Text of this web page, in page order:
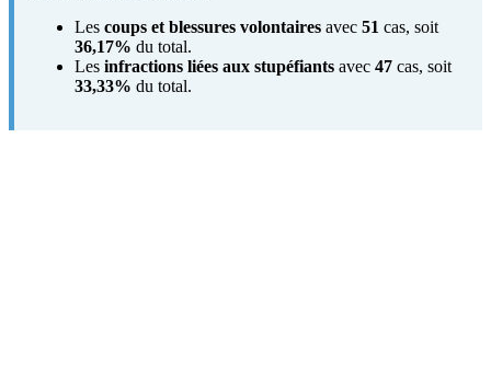
Les coups et blessures volontaires avec 51 cas, soit
36,17% du total.
Les infractions liées aux stupéfiants avec 47 cas, soit
33,33% du total.